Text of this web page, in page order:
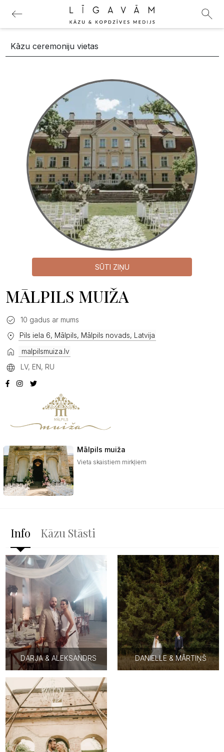
SŪTI ZIŅU
MĀLPILS MUIŽA
10 gadus ar mums
Pils iela 6, Mālpils, Mālpils novads, Latvija
malpilsmuiza.lv
LV, EN, RU
Mālpils muiža
Vieta skaistiem mirkļiem
Info Kāzu Stāsti
DARJA & ALEKSANDRS DANIELLE & MĀRTIŅŠ